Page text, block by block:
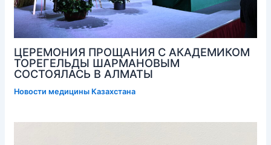
ЦЕРЕМОНИЯ ПРОЩАНИЯ С АКАДЕМИКОМ
ТОРЕГЕЛЬДЫ ШАРМАНОВЫМ
СОСТОЯЛАСЬ В АЛМАТЫ
Новости медицины Казахстана